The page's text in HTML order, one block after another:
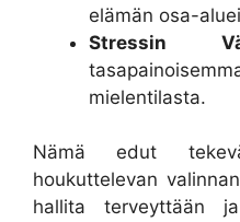
elämän osa-
Stressin
mielentilasta.
Nämä edut
houkuttelevan
hallita terveyttään